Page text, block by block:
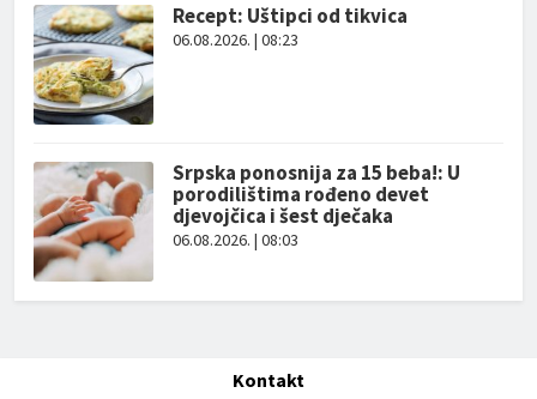
Recept: Uštipci od tikvica
06.08.2026. | 08:23
Srpska ponosnija za 15 beba!: U
porodilištima rođeno devet
djevojčica i šest dječaka
06.08.2026. | 08:03
Kontakt